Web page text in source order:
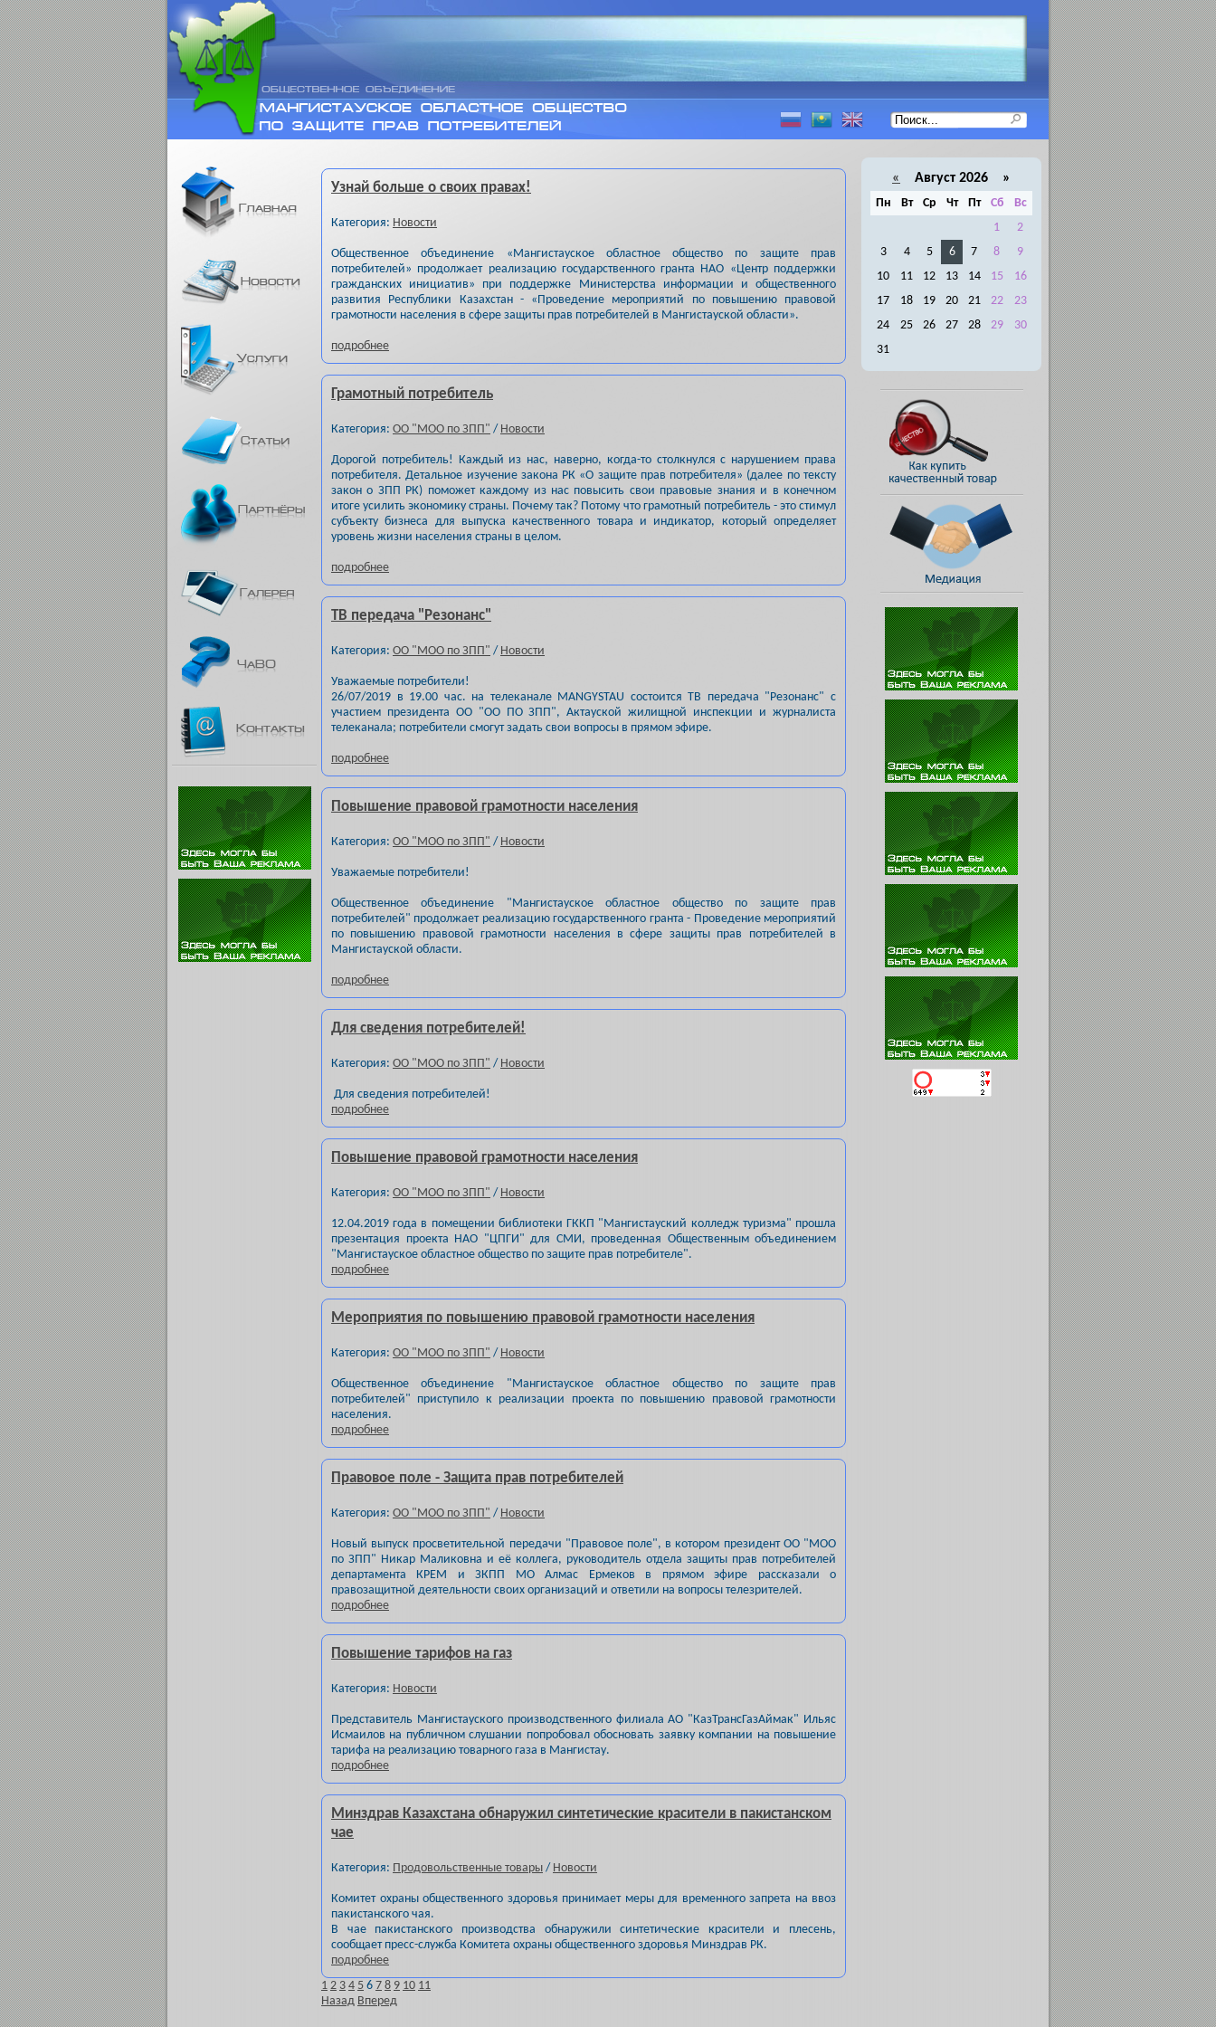
Узнай больше о своих правах!
Категория: Новости
Общественное объединение «Мангистауское областное общество по защите прав
потребителей» продолжает реализацию государственного гранта НАО «Центр поддержки
гражданских инициатив» при поддержке Министерства информации и общественного
развития Республики Казахстан - «Проведение мероприятий по повышению правовой
грамотности населения в сфере защиты прав потребителей в Мангистауской области».
подробнее
Грамотный потребитель
Категория: ОО "МОО по ЗПП" / Новости
Дорогой потребитель! Каждый из нас, наверно, когда-то столкнулся с нарушением права
потребителя. Детальное изучение закона РК «О защите прав потребителя» (далее по тексту
закон о ЗПП РК) поможет каждому из нас повысить свои правовые знания и в конечном
итоге усилить экономику страны. Почему так? Потому что грамотный потребитель - это стимул
субъекту бизнеса для выпуска качественного товара и индикатор, который определяет
уровень жизни населения страны в целом.
подробнее
ТВ передача "Резонанс"
Категория: ОО "МОО по ЗПП" / Новости
Уважаемые потребители!
26/07/2019 в 19.00 час. на телеканале MANGYSTAU состоится ТВ передача "Резонанс" с
участием президента ОО "ОО ПО ЗПП", Актауской жилищной инспекции и журналиста
телеканала; потребители смогут задать свои вопросы в прямом эфире.
подробнее
Повышение правовой грамотности населения
Категория: ОО "МОО по ЗПП" / Новости
Уважаемые потребители!
Общественное объединение "Мангистауское областное общество по защите прав
потребителей" продолжает реализацию государственного гранта - Проведение мероприятий
по повышению правовой грамотности населения в сфере защиты прав потребителей в
Мангистауской области.
подробнее
Для сведения потребителей!
Категория: ОО "МОО по ЗПП" / Новости
Для сведения потребителей!
подробнее
Повышение правовой грамотности населения
Категория: ОО "МОО по ЗПП" / Новости
12.04.2019 года в помещении библиотеки ГККП "Мангистауский колледж туризма" прошла
презентация проекта НАО "ЦПГИ" для СМИ, проведенная Общественным объединением
"Мангистауское областное общество по защите прав потребителе".
подробнее
Мероприятия по повышению правовой грамотности населения
Категория: ОО "МОО по ЗПП" / Новости
Общественное объединение "Мангистауское областное общество по защите прав
потребителей" приступило к реализации проекта по повышению правовой грамотности
населения.
подробнее
Правовое поле - Защита прав потребителей
Категория: ОО "МОО по ЗПП" / Новости
Новый выпуск просветительной передачи "Правовое поле", в котором президент ОО "МОО
по ЗПП" Никар Маликовна и её коллега, руководитель отдела защиты прав потребителей
департамента КРЕМ и ЗКПП МО Алмас Ермеков в прямом эфире рассказали о
правозащитной деятельности своих организаций и ответили на вопросы телезрителей.
подробнее
Повышение тарифов на газ
Категория: Новости
Представитель Мангистауского производственного филиала АО "КазТрансГазАймак" Ильяс
Исмаилов на публичном слушании попробовал обосновать заявку компании на повышение
тарифа на реализацию товарного газа в Мангистау.
подробнее
Минздрав Казахстана обнаружил синтетические красители в пакистанском
чае
Категория: Продовольственные товары / Новости
Комитет охраны общественного здоровья принимает меры для временного запрета на ввоз
пакистанского чая.
В чае пакистанского производства обнаружили синтетические красители и плесень,
сообщает пресс-служба Комитета охраны общественного здоровья Минздрав РК.
подробнее
1 2 3 4 5 6 7 8 9 10 11
Назад Вперед
« Август 2026 »
Пн Вт Ср Чт Пт Сб
Вс
1
2
3
4 5 6 7 8
9
10
11 12 13 14 15
16
17
18 19 20 21 22
23
24
25 26 27 28 29
30
31